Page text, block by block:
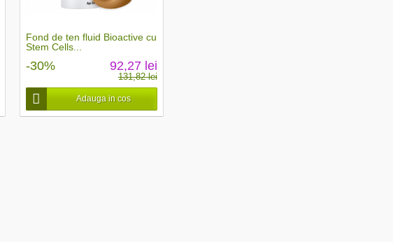
Fond de ten fluid Bioactive cu
Stem Cells...
-30% 92,27 lei
131,82 lei
Adauga in cos